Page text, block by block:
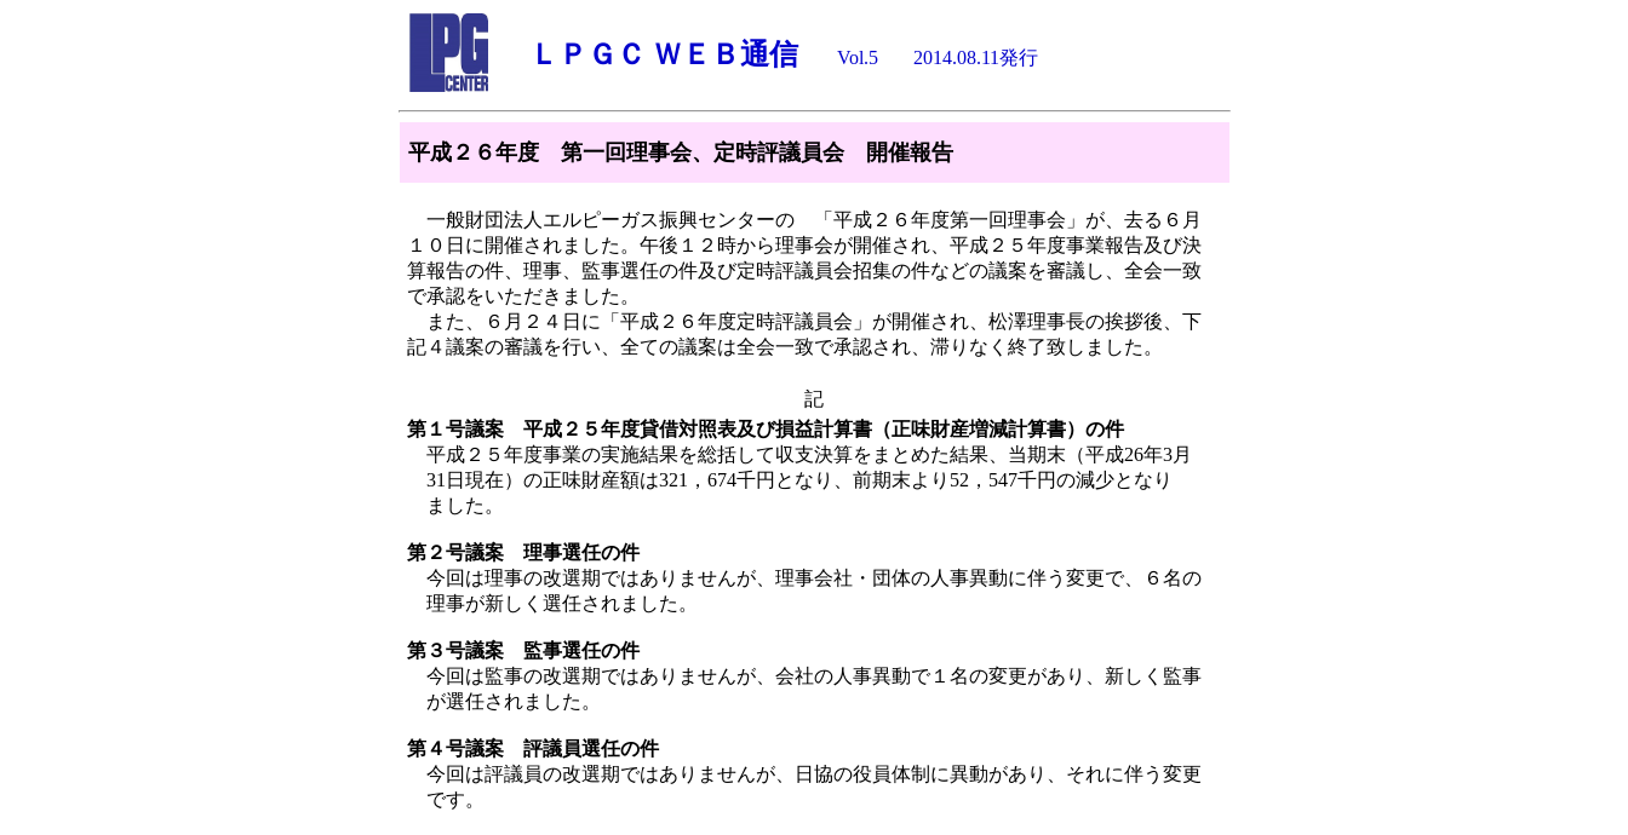
ＬＰＧＣ ＷＥＢ通信 Vol.5 2014.08.11発行
平成２６年度 第一回理事会、定時評議員会 開催報告
一般財団法人エルピーガス振興センターの 「平成２６年度第一回理事会」が、去る６月
１０日に開催されました。午後１２時から理事会が開催され、平成２５年度事業報告及び決
算報告の件、理事、監事選任の件及び定時評議員会招集の件などの議案を審議し、全会一致
で承認をいただきました。
また、６月２４日に「平成２６年度定時評議員会」が開催され、松澤理事長の挨拶後、下
記４議案の審議を行い、全ての議案は全会一致で承認され、滞りなく終了致しました。
記
第１号議案 平成２５年度貸借対照表及び損益計算書（正味財産増減計算書）の件
平成２５年度事業の実施結果を総括して収支決算をまとめた結果、当期末（平成26年3月
31日現在）の正味財産額は321，674千円となり、前期末より52，547千円の減少となり
ました。
第２号議案 理事選任の件
今回は理事の改選期ではありませんが、理事会社・団体の人事異動に伴う変更で、６名の
理事が新しく選任されました。
第３号議案 監事選任の件
今回は監事の改選期ではありませんが、会社の人事異動で１名の変更があり、新しく監事
が選任されました。
第４号議案 評議員選任の件
今回は評議員の改選期ではありませんが、日協の役員体制に異動があり、それに伴う変更
です。